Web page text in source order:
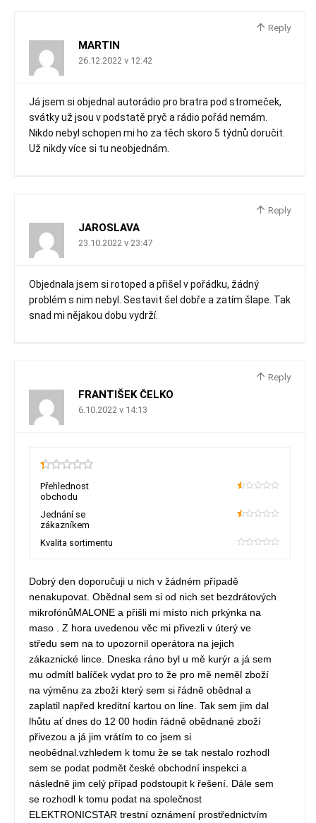
Reply
MARTIN
26.12.2022 v 12:42
Já jsem si objednal autorádio pro bratra pod stromeček,
svátky už jsou v podstatě pryč a rádio pořád nemám.
Nikdo nebyl schopen mi ho za těch skoro 5 týdnů doručit.
Už nikdy více si tu neobjednám.
Reply
JAROSLAVA
23.10.2022 v 23:47
Objednala jsem si rotoped a přišel v pořádku, žádný
problém s nim nebyl. Sestavit šel dobře a zatím šlape. Tak
snad mi nějakou dobu vydrží.
Reply
FRANTIŠEK ČELKO
6.10.2022 v 14:13
0.3
Přehlednost
obchodu
Jednání se
zákazníkem
Kvalita sortimentu
Dobrý den doporučuji u nich v žádném případě
nenakupovat. Obědnal sem si od nich set bezdrátových
mikrofónůMALONE a přišli mi místo nich prkýnka na
maso . Z hora uvedenou věc mi přivezli v úterý ve
středu sem na to upozornil operátora na jejich
zákaznické lince. Dneska ráno byl u mě kurýr a já sem
mu odmítl balíček vydat pro to že pro mě neměl zboží
na výměnu za zboží který sem si řádně obědnal a
zaplatil napřed kreditní kartou on line. Tak sem jim dal
lhůtu ať dnes do 12 00 hodin řádně obědnané zboží
přivezou a já jim vrátím to co jsem si
neobědnal.vzhledem k tomu že se tak nestalo rozhodl
sem se podat podmět české obchodní inspekci a
následně jim celý případ podstoupit k řešení. Dále sem
se rozhodl k tomu podat na společnost
ELEKTRONICSTAR trestní oznámení prostřednictvím